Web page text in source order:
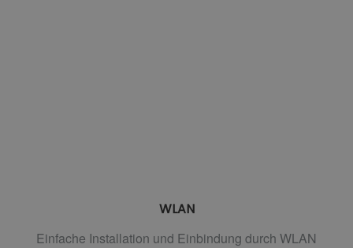
WLAN
Einfache Installation und Einbindung durch WLAN